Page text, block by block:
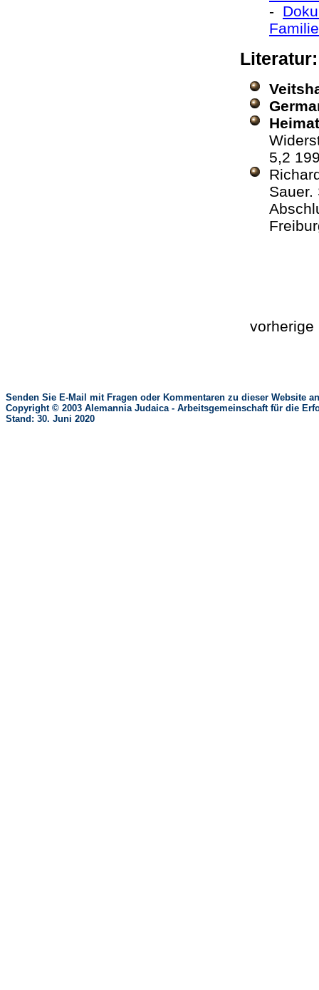
-
5,2
Sauer.
Senden Sie E-Mail mit Fragen oder Kommentaren zu dieser Website
Copyright © 2003 Alemannia Judaica - Arbeitsgemeinschaft für die
Stand: 30. Juni 2020